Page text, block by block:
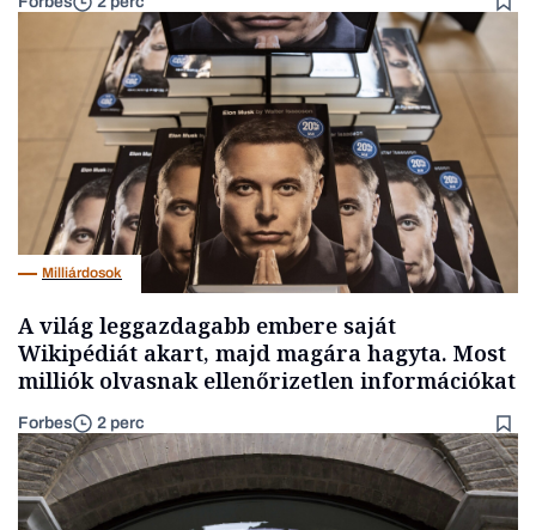
Milliárdosok
A világ leggazdagabb embere saját
Wikipédiát akart, majd magára hagyta. Most
milliók olvasnak ellenőrizetlen információkat
Forbes 2 perc